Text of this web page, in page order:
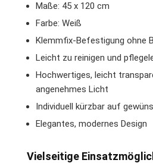
Maße: 45 x 120 cm
Farbe: Weiß
Klemmfix-Befestigung ohne
Leicht zu reinigen und
Hochwertiges, leicht
angenehmes Licht
Individuell kürzbar auf
Elegantes, modernes Design
Vielseitige